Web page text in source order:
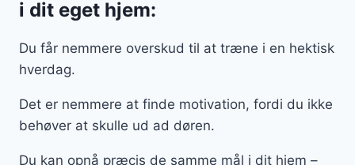
i dit eget hjem:
Du får nemmere overskud til at træne i en hektisk
hverdag.
Det er nemmere at finde motivation, fordi du ikke
behøver at skulle ud ad døren.
Du kan opnå præcis de samme mål i dit hjem –